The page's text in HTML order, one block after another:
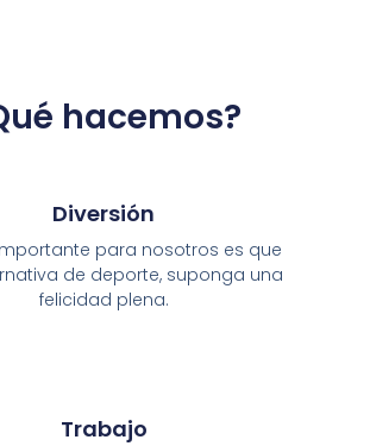
hacemos?
Diversión
para nosotros es que
de deporte, suponga una
felicidad plena.
Trabajo